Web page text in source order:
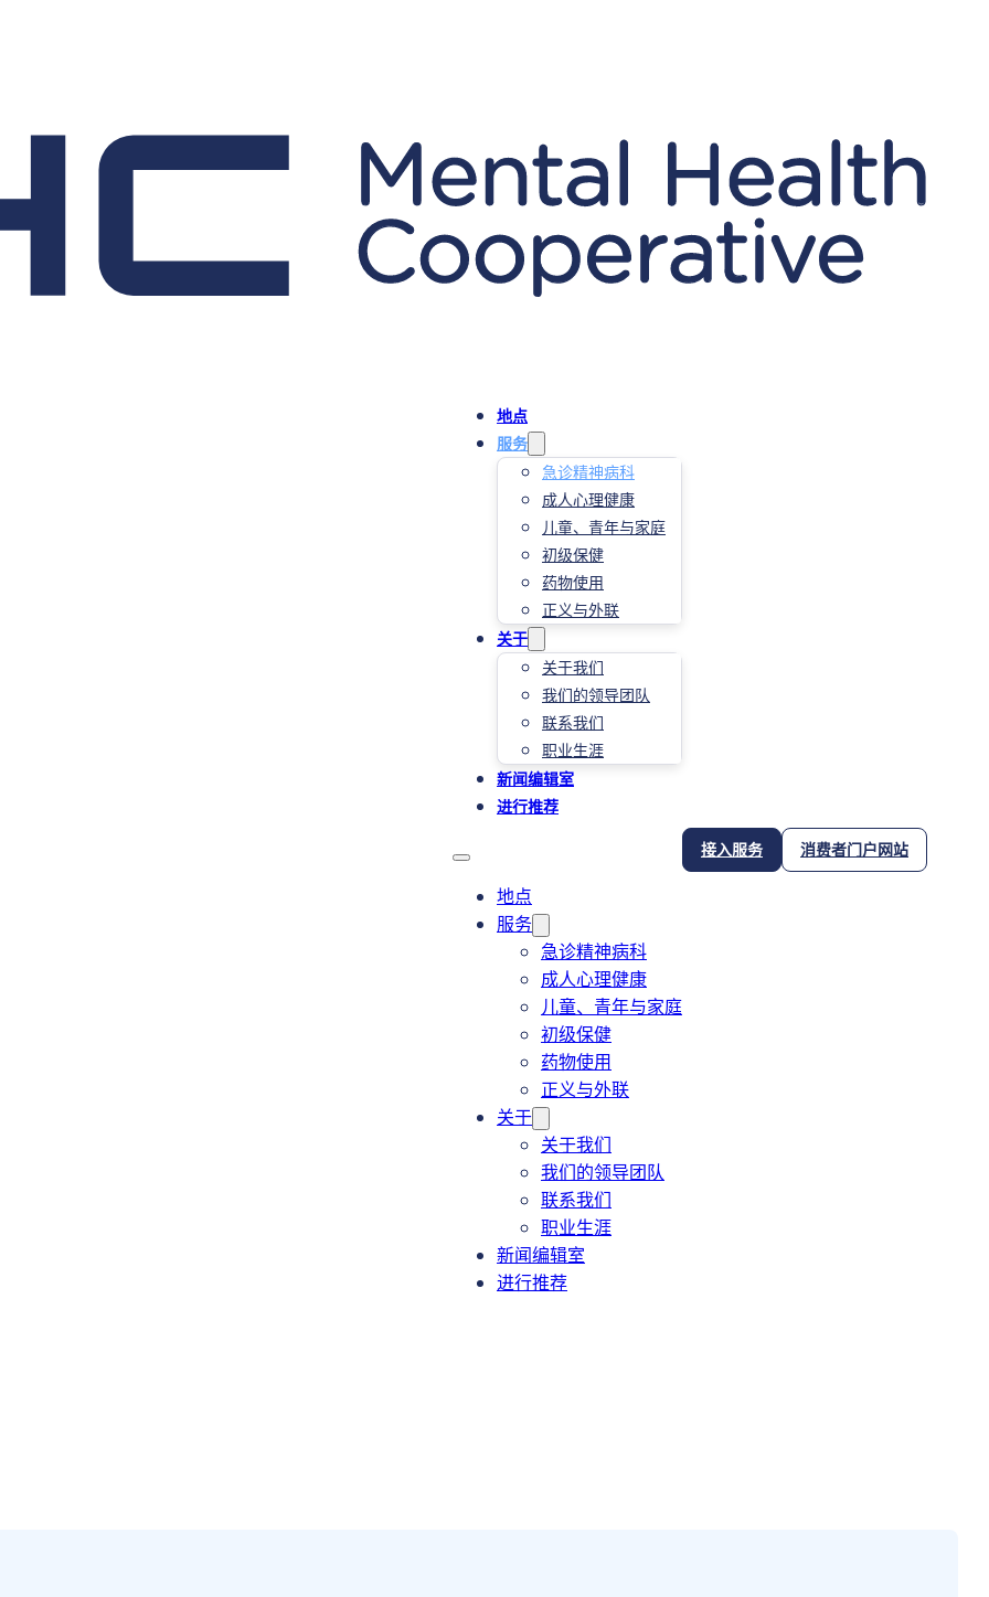
地点
服务
急诊精神病科
成人心理健康
儿童、青年与家庭
初级保健
药物使用
正义与外联
关于
关于我们
我们的领导团队
联系我们
职业生涯
新闻编辑室
进行推荐
地点
服务
急诊精神病科
成人心理健康
儿童、青年与家庭
初级保健
药物使用
正义与外联
关于
关于我们
我们的领导团队
联系我们
职业生涯
新闻编辑室
进行推荐
接入服务 消费者门户网站